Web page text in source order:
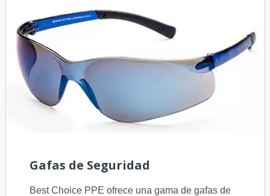
Gafas de Seguridad
Best Choice PPE ofrece una gama de gafas de